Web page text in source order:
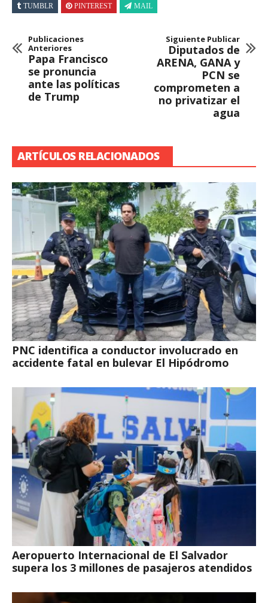
TUMBLR PINTEREST MAIL
Publicaciones
Anteriores
Papa Francisco
se pronuncia
ante las políticas
de Trump
Siguiente Publicar
Diputados de
ARENA, GANA y
PCN se
comprometen a
no privatizar el
agua
ARTÍCULOS RELACIONADOS
PNC identifica a conductor involucrado en
accidente fatal en bulevar El Hipódromo
Aeropuerto Internacional de El Salvador
supera los 3 millones de pasajeros atendidos